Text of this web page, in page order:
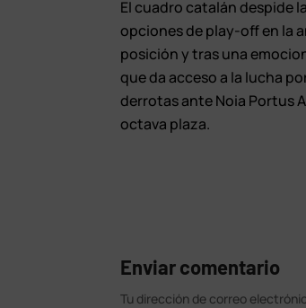
El cuadro catalán despide
opciones de play-off en la
posición y tras una
que da acceso a la lucha
derrotas ante Noia Portus
octava plaza.
Enviar comentario
Tu dirección de correo